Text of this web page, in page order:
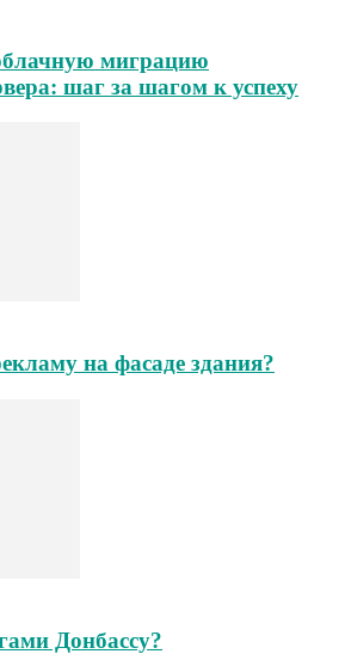
миграцию
шаг за шагом к успеху
на фасаде здания?
Донбассу?